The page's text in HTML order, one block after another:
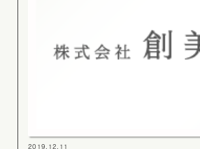
2019.12.11